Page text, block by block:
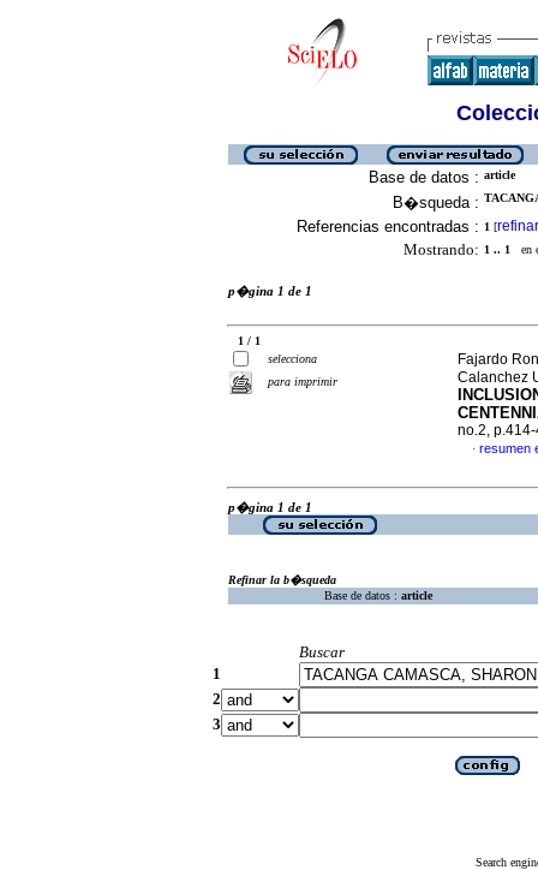
Base de datos : article
B�squeda :
Referencias encontradas : 1 [refinar
Mostrando: 1 .. 1 en
p�gina 1 de 1
1 / 1
selecciona
para imprimir
Fajardo
Calanchez
no.2,
· resumen
p�gina 1 de 1
Refinar la b�squeda
Base de datos : article
Buscar
1
2
3
Search